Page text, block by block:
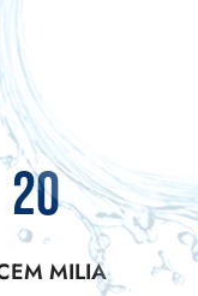
20
MILIA